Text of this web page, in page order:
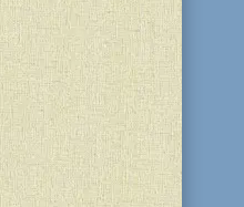
книги Ваикра
связанных с
о том, какие